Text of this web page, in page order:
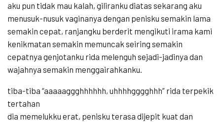
aku pun tidak mau kalah, giliranku diatas sekarang aku
menusuk-nusuk vaginanya dengan penisku semakin lama
semakin cepat, ranjangku berderit mengikuti irama kami
kenikmatan semakin memuncak seiring semakin
cepatnya genjotanku rida melenguh sejadi-jadinya dan
wajahnya semakin menggairahkanku.
tiba-tiba “aaaaaggghhhhhh, uhhhhgggghhh” rida terpekik
tertahan
dia memelukku erat, penisku terasa dijepit kuat dan